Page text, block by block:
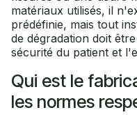
matériaux utilisés, il
prédéfinie, mais tout
de dégradation doit
sécurité du patient et
Qui est le
les normes